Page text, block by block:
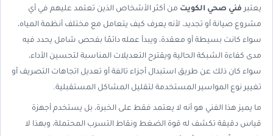
يعتبرفني صحي الكويت من أكثر الأشخاص الذين تعتمد عليهم في أي
مشروع صيانة أو تجديد، لأنه يعرف كيف يتعامل مع مختلف أنظمة المياه،
سواء كانت بسيطة أو معقدة، ويبدأ عمله دائمًا بفحص شامل يحدد فيه
مدى كفاءة الشبكة الحالية ويقترح التعديلات المناسبة لتحسين الأداء،
سواء كان ذلك عن طريق استبدال أجزاء تالفة أو تعديل اتجاهات التصريف أو
تغيير نوع المواسير المستخدمة لتقليل المشاكل المستقبلية.
ما يميز هذا الفني هو أنه لا يعتمد فقط على الخبرة، بل يستخدم أجهزة
قياس دقيقة تكشف له قوة الضغط ونقاط التسرب المحتملة، وبهذا لا